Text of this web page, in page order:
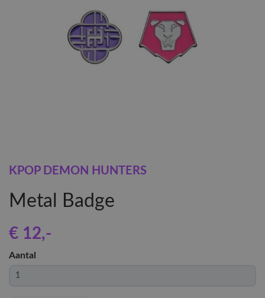
KPOP DEMON HUNTERS
Metal Badge
€ 12,-
Aantal